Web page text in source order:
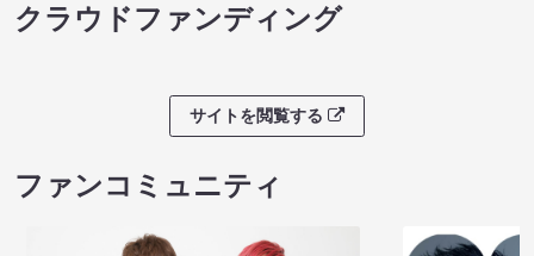
クラウドファンディング
サイトを閲覧する
ファンコミュニティ